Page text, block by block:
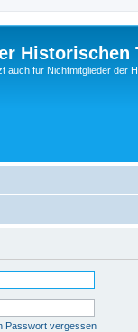
Historischen
auch für Nichtmitglieder der
Passwort vergessen